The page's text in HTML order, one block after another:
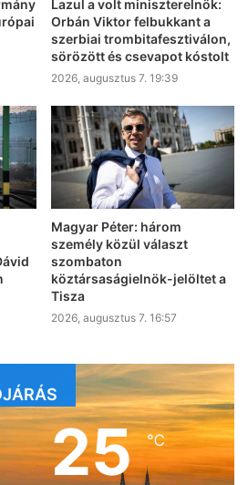
Lazul a volt miniszterelnök:
Orbán Viktor felbukkant a
szerbiai trombitafesztiválon,
sörözött és csevapot kóstolt
2026, augusztus 7. 19:39
Magyar Péter: három
személy közül választ
szombaton
köztársaságielnök-jelöltet a
Tisza
2026, augusztus 7. 16:57
25℃